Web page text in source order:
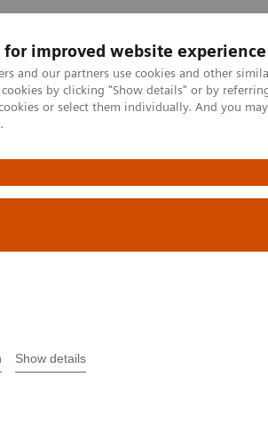
for improved website experience
and our partners use cookies and other
by clicking "Show details" or by
or select them individually. And you
Show details
Laboratorní diagnostika
Assay Menu
ADVIA Centaur® Systems